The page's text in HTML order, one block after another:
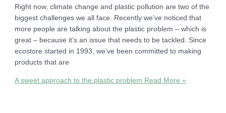
Right now, climate change and plastic pollution are two of the
biggest challenges we all face. Recently we’ve noticed that
more people are talking about the plastic problem – which is
great – because it’s an issue that needs to be tackled. Since
ecostore started in 1993, we’ve been committed to making
products that are
A sweet approach to the plastic problem Read More »